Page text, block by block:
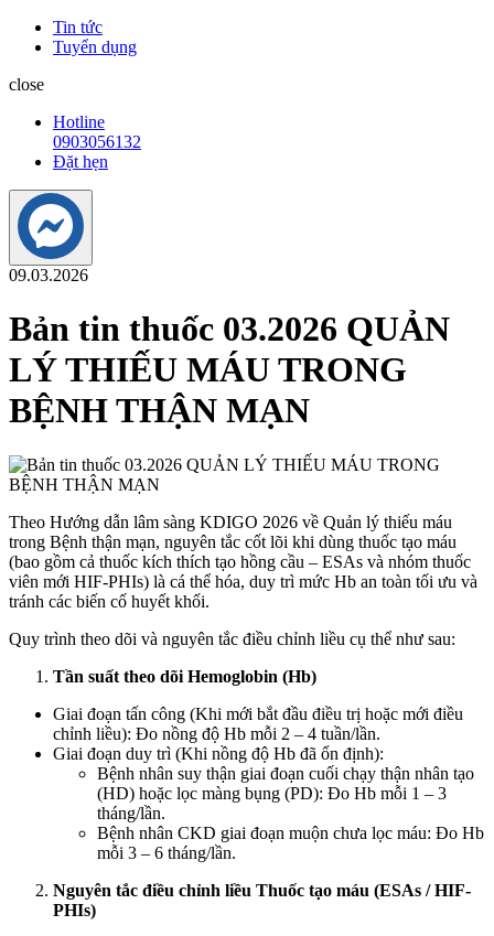
Tin tức
Tuyển dụng
close
Hotline
0903056132
Đặt hẹn
09.03.2026
Bản tin thuốc 03.2026 QUẢN
LÝ THIẾU MÁU TRONG
BỆNH THẬN MẠN
Theo Hướng dẫn lâm sàng KDIGO 2026 về Quản lý thiếu máu
trong Bệnh thận mạn, nguyên tắc cốt lõi khi dùng thuốc tạo máu
(bao gồm cả thuốc kích thích tạo hồng cầu – ESAs và nhóm thuốc
viên mới HIF-PHIs) là cá thể hóa, duy trì mức Hb an toàn tối ưu và
tránh các biến cố huyết khối.
Quy trình theo dõi và nguyên tắc điều chỉnh liều cụ thể như sau:
Tần suất theo dõi Hemoglobin (Hb)
Giai đoạn tấn công (Khi mới bắt đầu điều trị hoặc mới điều
chỉnh liều): Đo nồng độ Hb mỗi 2 – 4 tuần/lần.
Giai đoạn duy trì (Khi nồng độ Hb đã ổn định):
Bệnh nhân suy thận giai đoạn cuối chạy thận nhân tạo
(HD) hoặc lọc màng bụng (PD): Đo Hb mỗi 1 – 3
tháng/lần.
Bệnh nhân CKD giai đoạn muộn chưa lọc máu: Đo Hb
mỗi 3 – 6 tháng/lần.
Nguyên tắc điều chỉnh liều Thuốc tạo máu (ESAs / HIF-
PHIs)